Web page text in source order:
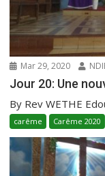
Mar 29, 2020
Jour 20: Une
By Rev WETHE
carême Carême 2020